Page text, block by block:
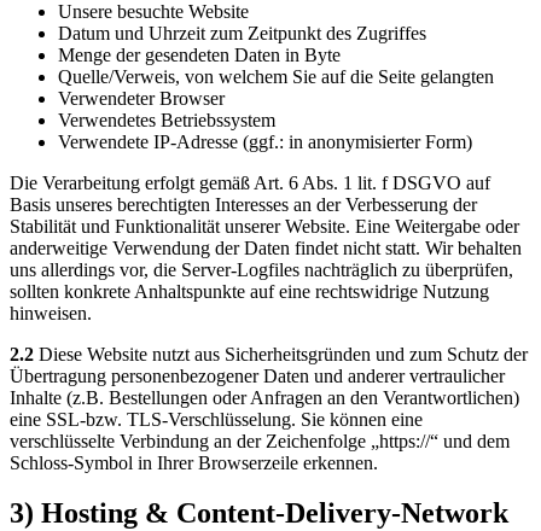
Unsere besuchte Website
Datum und Uhrzeit zum Zeitpunkt des Zugriffes
Menge der gesendeten Daten in Byte
Quelle/Verweis, von welchem Sie auf die Seite gelangten
Verwendeter Browser
Verwendetes Betriebssystem
Verwendete IP-Adresse (ggf.: in anonymisierter Form)
Die Verarbeitung erfolgt gemäß Art. 6 Abs. 1 lit. f DSGVO auf
Basis unseres berechtigten Interesses an der Verbesserung der
Stabilität und Funktionalität unserer Website. Eine Weitergabe oder
anderweitige Verwendung der Daten findet nicht statt. Wir behalten
uns allerdings vor, die Server-Logfiles nachträglich zu überprüfen,
sollten konkrete Anhaltspunkte auf eine rechtswidrige Nutzung
hinweisen.
2.2 Diese Website nutzt aus Sicherheitsgründen und zum Schutz der
Übertragung personenbezogener Daten und anderer vertraulicher
Inhalte (z.B. Bestellungen oder Anfragen an den Verantwortlichen)
eine SSL-bzw. TLS-Verschlüsselung. Sie können eine
verschlüsselte Verbindung an der Zeichenfolge „https://“ und dem
Schloss-Symbol in Ihrer Browserzeile erkennen.
3) Hosting & Content-Delivery-Network